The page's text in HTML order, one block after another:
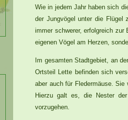
Wie in jedem Jahr haben sich
der Jungvögel unter die Flügel
immer schwerer, erfolgreich zur
eigenen Vögel am Herzen,
Im gesamten Stadtgebiet, an
Ortsteil Lette befinden sich
aber auch für Fledermäuse.
Hierzu galt es, die Nester
vorzugehen.